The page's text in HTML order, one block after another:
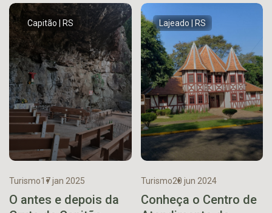
Vale do Taquari
Carapuça
Capitão | RS
Turismo17 jan 2025
O antes e depois da
Lajeado | RS
Turismo20 jun 2024
Conheça o Centro de